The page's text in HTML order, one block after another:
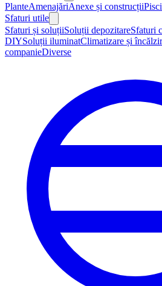
PlanteAmenajăriAnexe și construcții
Sfaturi utile
Sfaturi și soluțiiSoluții depozitareSfaturi
DIYSoluții iluminatClimatizare și
companieDiverse